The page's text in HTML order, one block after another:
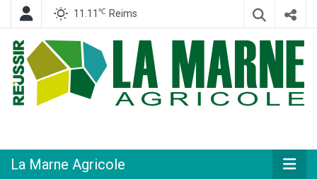
11.11 ℃ Reims
Agricole
La Marne Agricole